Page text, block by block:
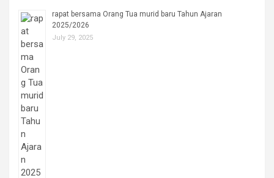
rapat bersama Orang Tua murid baru Tahun Ajaran
2025/2026
July 29, 2025